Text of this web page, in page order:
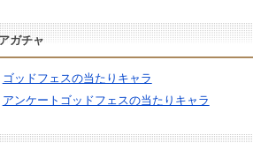
ガチャ
ゴッドフェスの当たりキャラ
アンケートゴッドフェスの当たりキャラ